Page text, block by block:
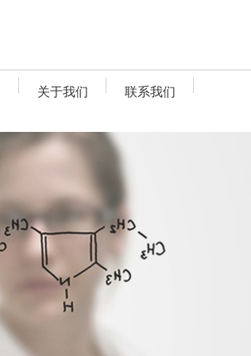
关于我们 联系我们